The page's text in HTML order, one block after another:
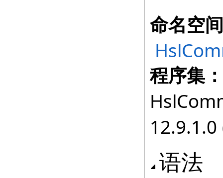
命名空
程序集：
语法